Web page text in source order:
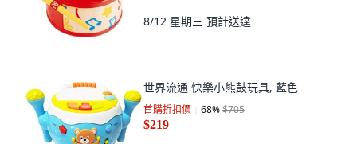
8/12 星期三 預計送達
世界流通 快樂小熊鼓玩具, 藍色
首購折扣價 68%$705
$219